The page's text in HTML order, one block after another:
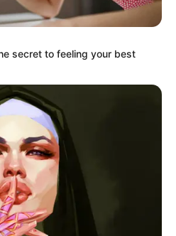
secret to feeling your best